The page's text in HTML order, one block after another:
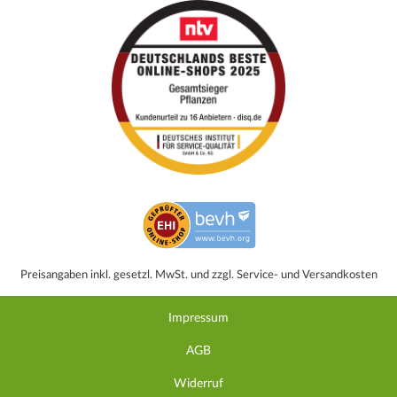
Preisangaben inkl. gesetzl. MwSt. und zzgl. Service- und Versandkosten
Impressum
AGB
Widerruf